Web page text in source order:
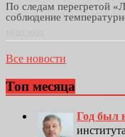
По следам перегретой
соблюдение
Все новости
Топ месяца
Год был